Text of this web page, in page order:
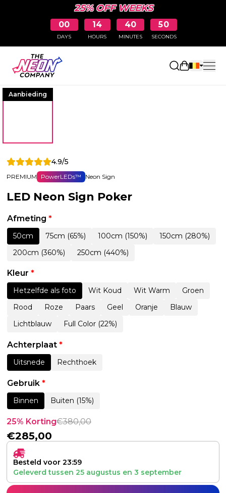
25% OFF WEEKS
00
DAYS
14
HOURS
40
MINUTES
50
SECONDS
Aanbieding
4.9/5
PREMIUM PowerLEDs™ Neon Sign
LED Neon Sign Poker
Afmeting *
50cm 75cm (65%) 100cm (150%)
150cm (280%)
200cm (360%)
250cm (440%)
Kleur *
Hetzelfde als foto Wit Koud Wit Warm
Groen
Rood
Roze Paars Geel Oranje
Blauw
Lichtblauw
Full Color (22%)
Achterplaat *
Uitsnede Rechthoek
Gebruik *
Binnen Buiten (15%)
25% Korting€380,00
€285,00
Besteld voor 23:59
Geleverd tussen 25 augustus en 3 september